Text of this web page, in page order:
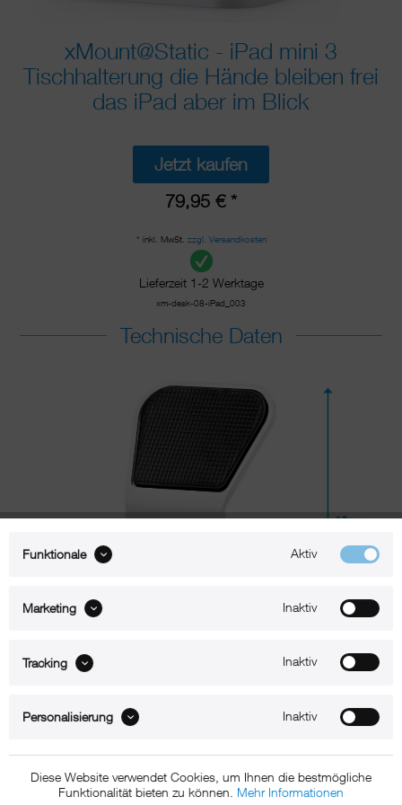
xMount@Static - iPad mini 3
Tischhalterung die Hände bleiben frei
das iPad aber im Blick
Jetzt kaufen
79,95 € *
* inkl. MwSt. zzgl. Versandkosten
Lieferzeit 1-2 Werktage
xm-desk-08-iPad_003
Technische Daten
Der xMount Static ist der aufs Wesentliche reduzierte Design-iPad-
Funktionale Aktiv
Marketing Inaktiv
Tracking Inaktiv
Personalisierung Inaktiv
Diese Website verwendet Cookies, um Ihnen die bestmögliche
Funktionalität bieten zu können. Mehr Informationen